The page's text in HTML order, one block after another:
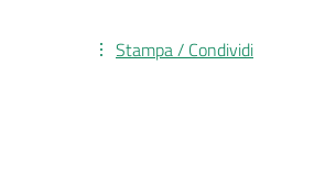
Stampa / Condividi